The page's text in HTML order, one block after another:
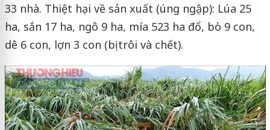
33 nhà. Thiệt hại về sản xuất (úng ngập): Lúa 25
ha, sắn 17 ha, ngô 9 ha, mía 523 ha đổ, bò 9 con,
dê 6 con, lợn 3 con (bị trôi và chết).